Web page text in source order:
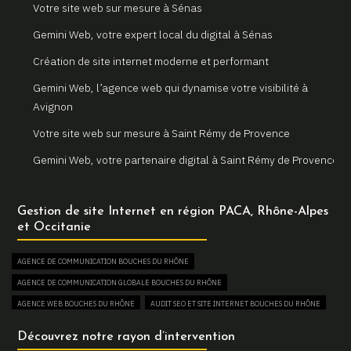
Votre site web sur mesure à Sénas
Gemini Web, votre expert local du digital à Sénas
Création de site internet moderne et performant
Gemini Web, l’agence web qui dynamise votre visibilité à
Avignon
Votre site web sur mesure à Saint Rémy de Provence
Gemini Web, votre partenaire digital à Saint Rémy de Provence
Votre agence web locale Gemini Web à Arles
Création et refonte de sites internet à Martigues
Gemini Web, votre agence web à Martigues
Un site web sur mesure pour votre activité à Aix en Provence
Provence
Gestion de site Internet en région PACA, Rhône-Alpes
et Occitanie
AGENCE DE COMMUNICATION BOUCHES DU RHÔNE
AGENCE DE COMMUNICATION GLOBALE BOUCHES DU RHÔNE
AGENCE WEB BOUCHES DU RHÔNE AUDIT SEO ET SITE INTERNET BOUCHES DU RHÔNE
Découvrez notre rayon d’intervention